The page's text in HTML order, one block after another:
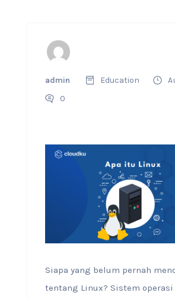
admin Education
0
Siapa yang belum pernah
tentang Linux? Sistem